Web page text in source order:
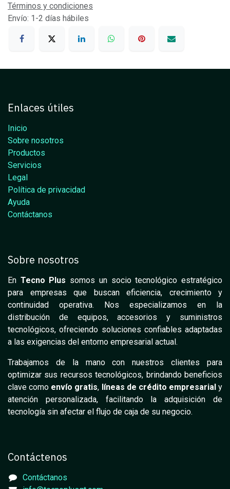
Términos y condiciones
Envío: 1-2 días hábiles
Enlaces útiles
Inicio
Sobre nosotros
Productos
Servicios
Legal
Política de privacidad
Ayuda
Contáctanos
Sobre nosotros
En Tecno Plus somos un socio tecnológico estratégico
para empresas que buscan eficiencia, crecimiento y
continuidad operativa. Nos especializamos en la
distribución de equipos, accesorios y suministros
tecnológicos, ofreciendo soluciones confiables adaptadas
a las exigencias del entorno empresarial actual.
Trabajamos de la mano con nuestros clientes para
optimizar sus recursos tecnológicos, brindando beneficios
clave como envío gratis, líneas de crédito empresarial y
atención personalizada, facilitando la adquisición de
tecnología sin afectar el flujo de caja de su negocio.
Contáctenos
Contáctanos